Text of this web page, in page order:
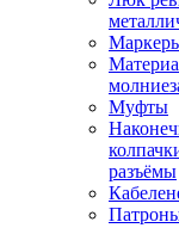
Муфты
разъёмы